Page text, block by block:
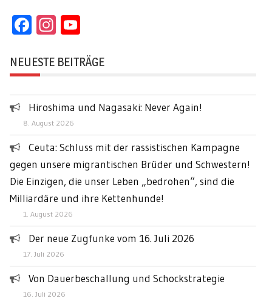
Facebook
Instagram
NEUESTE BEITRÄGE
Hiroshima und Nagasaki: Never Again!
8. August 2026
Ceuta: Schluss mit der rassistischen Kampagne
gegen unsere migrantischen Brüder und Schwestern!
Die Einzigen, die unser Leben „bedrohen“, sind die
Milliardäre und ihre Kettenhunde!
1. August 2026
Der neue Zugfunke vom 16. Juli 2026
17. Juli 2026
Von Dauerbeschallung und Schockstrategie
16. Juli 2026